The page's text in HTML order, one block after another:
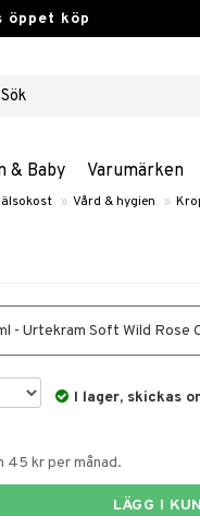
öppet köp
& Baby Varumärken
» Vård & hygien »
- Urtekram Soft Wild Rose
I lager, skickas
45 kr per månad.
LÄGG I